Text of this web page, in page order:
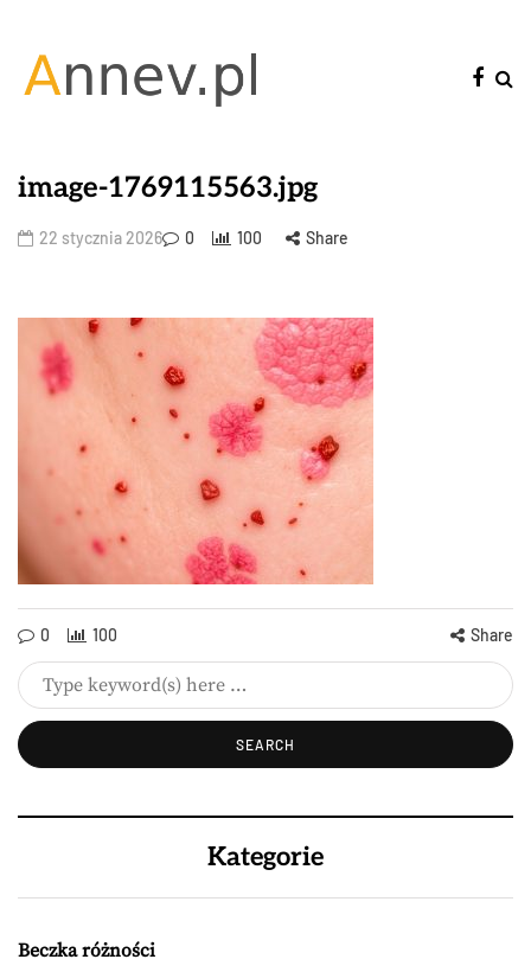
image-1769115563.jpg
22 stycznia 2026 0 100 Share
0 100 Share
Kategorie
Beczka różności